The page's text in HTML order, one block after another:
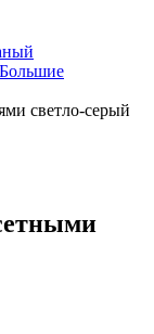
Большие
светло-серый